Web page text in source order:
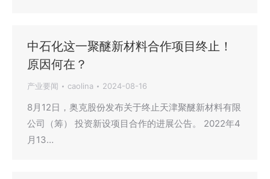
中石化这一聚醚新材料合作项目终止！
原因何在？
产业要闻 caolina 2024-08-16
8月12日，奥克股份发布关于终止天津聚醚新材料有限
公司（筹） 投资新设项目合作的进展公告。 2022年4
月13…